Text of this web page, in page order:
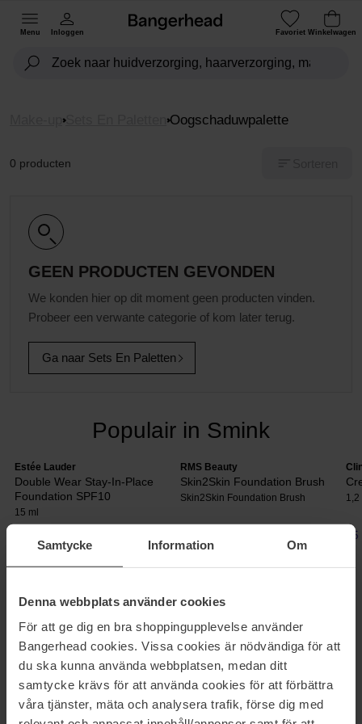
Samtycke Information Om
Denna webbplats använder cookies
För att ge dig en bra shoppingupplevelse använder
Bangerhead cookies. Vissa cookies är nödvändiga för att
du ska kunna använda webbplatsen, medan ditt
samtycke krävs för att använda cookies för att förbättra
våra tjänster, mäta och analysera trafik, förse dig med
Menu Inloggen Favoriet Winkelwagen
Sets En Paletten Oogschaduwpalette
0 producten
GEEN PRODUCTEN GEVONDEN
We konden hier op dit moment geen producten vinden.
Probeer een verwante categorie of kom later terug.
Ga naar Sets En Paletten
Populair in Smink
Estée Lauder
Double Wear Stay-In-Place
Foundation SPF10
15 ml
RMS Beauty
Skin2Skin Foundation Brush
Skin2Skin Foundation Brush 1,2
OOGSCHADUWPALETTE
Hier vind je mooie oogschaduwpaletten van een aantal
toonaangevende merken. Oogschaduw is hier bij Bangerhead
natuurlijk verkrijgbaar in tal van prachtige kleuren, vormen en
designs. Koop mooie paletten van merken als theBalm, Loreal,
NYX, Pixi en vele anderen!